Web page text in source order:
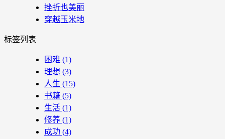
挫折也美丽
穿越玉米地
标签列表
困难 (1)
理想 (3)
人生 (15)
书籍 (5)
生活 (1)
修养 (1)
成功 (4)